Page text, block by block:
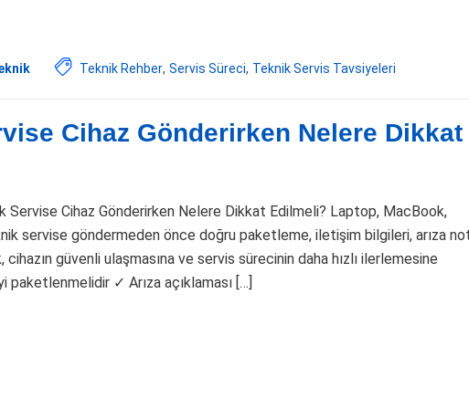
Teknik Rehber, Servis Süreci, Teknik Servis Tavsiyeleri
Cihaz Gönderirken Nelere Dikkat
Servise Cihaz Gönderirken Nelere Dikkat Edilmeli? Laptop, MacBook,
servise göndermeden önce doğru paketleme, iletişim bilgileri, arıza
güvenli ulaşmasına ve servis sürecinin daha hızlı ilerlemesine
paketlenmelidir ✓ Arıza açıklaması […]